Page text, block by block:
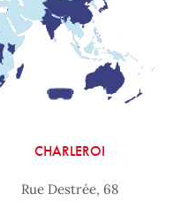
CHARLEROI
Rue Destrée, 68